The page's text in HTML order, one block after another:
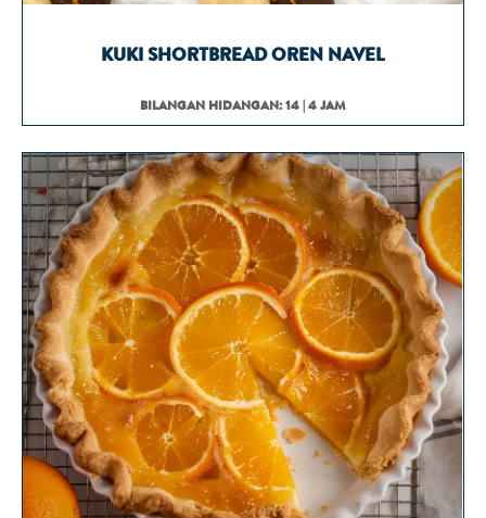
KUKI SHORTBREAD OREN NAVEL
BILANGAN HIDANGAN: 14 | 4 JAM